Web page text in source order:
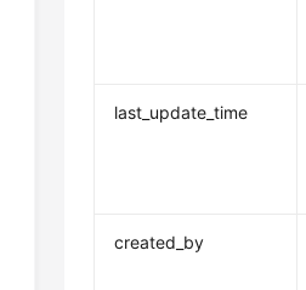
last_update_time
created_by